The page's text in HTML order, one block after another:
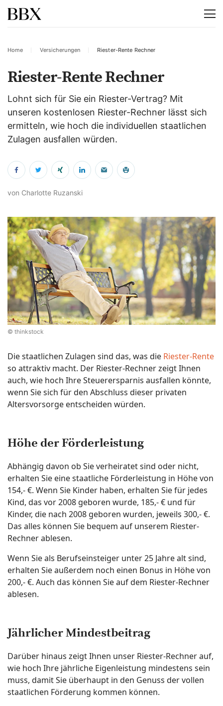
Home Versicherungen Riester-Rente Rechner
Riester-Rente Rechner
Lohnt sich für Sie ein Riester-Vertrag? Mit
unseren kostenlosen Riester-Rechner lässt sich
ermitteln, wie hoch die individuellen staatlichen
Zulagen ausfallen würden.
von Charlotte Ruzanski
© thinkstock
Die staatlichen Zulagen sind das, was die Riester-Rente
so attraktiv macht. Der Riester-Rechner zeigt Ihnen
auch, wie hoch Ihre Steuerersparnis ausfallen könnte,
wenn Sie sich für den Abschluss dieser privaten
Altersvorsorge entscheiden würden.
Höhe der Förderleistung
Abhängig davon ob Sie verheiratet sind oder nicht,
erhalten Sie eine staatliche Förderleistung in Höhe von
154,- €. Wenn Sie Kinder haben, erhalten Sie für jedes
Kind, das vor 2008 geboren wurde, 185,- € und für
Kinder, die nach 2008 geboren wurden, jeweils 300,- €.
Das alles können Sie bequem auf unserem Riester-
Rechner ablesen.
Wenn Sie als Berufseinsteiger unter 25 Jahre alt sind,
erhalten Sie außerdem noch einen Bonus in Höhe von
200,- €. Auch das können Sie auf dem Riester-Rechner
ablesen.
Jährlicher Mindestbeitrag
Darüber hinaus zeigt Ihnen unser Riester-Rechner auf,
wie hoch Ihre jährliche Eigenleistung mindestens sein
muss, damit Sie überhaupt in den Genuss der vollen
staatlichen Förderung kommen können.